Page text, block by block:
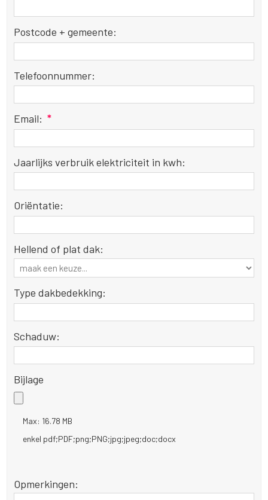
Postcode + gemeente:
Telefoonnummer:
Email: *
Jaarlijks verbruik elektriciteit in kwh:
Oriëntatie:
Hellend of plat dak:
Type dakbedekking:
Schaduw:
Bijlage
Max: 16.78 MB
enkel pdf;PDF;png;PNG;jpg;jpeg;doc;docx
Opmerkingen: